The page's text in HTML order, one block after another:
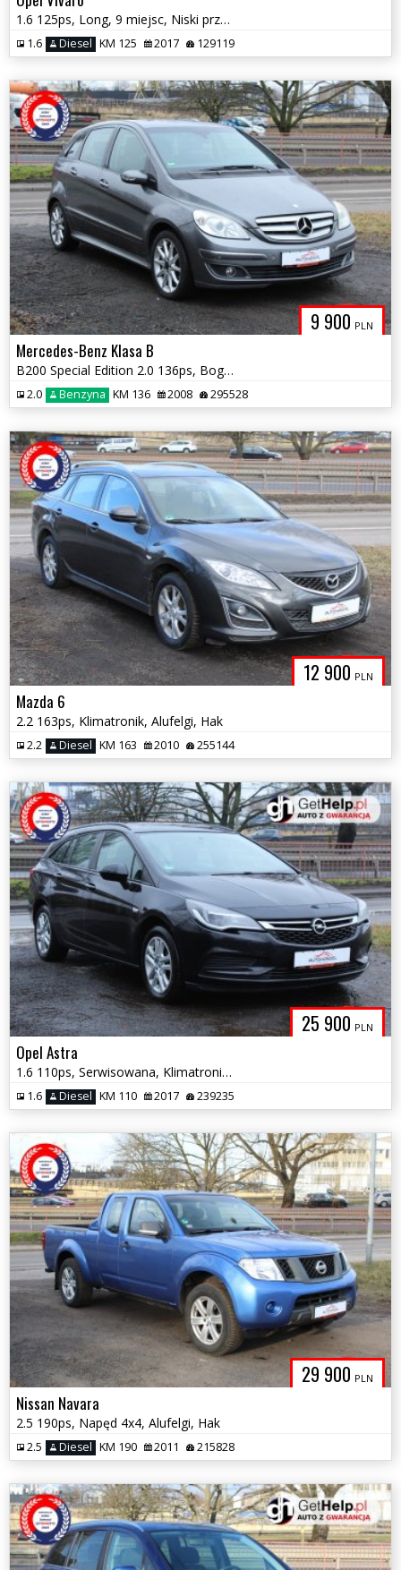
1.6 125ps, Long, 9 miejsc, Niski przebieg, 1 Właściciel
1.6 Diesel KM 125 2017 129119
9 900 PLN
Mercedes-Benz Klasa B
B200 Special Edition 2.0 136ps, Bogate wyposażenie, Alufelgi
2.0 Benzyna KM 136 2008 295528
12 900 PLN
Mazda 6
2.2 163ps, Klimatronik, Alufelgi, Hak
2.2 Diesel KM 163 2010 255144
25 900 PLN
Opel Astra
1.6 110ps, Serwisowana, Klimatronik, Bluetooth, Hak
1.6 Diesel KM 110 2017 239235
29 900 PLN
Nissan Navara
2.5 190ps, Napęd 4x4, Alufelgi, Hak
2.5 Diesel KM 190 2011 215828